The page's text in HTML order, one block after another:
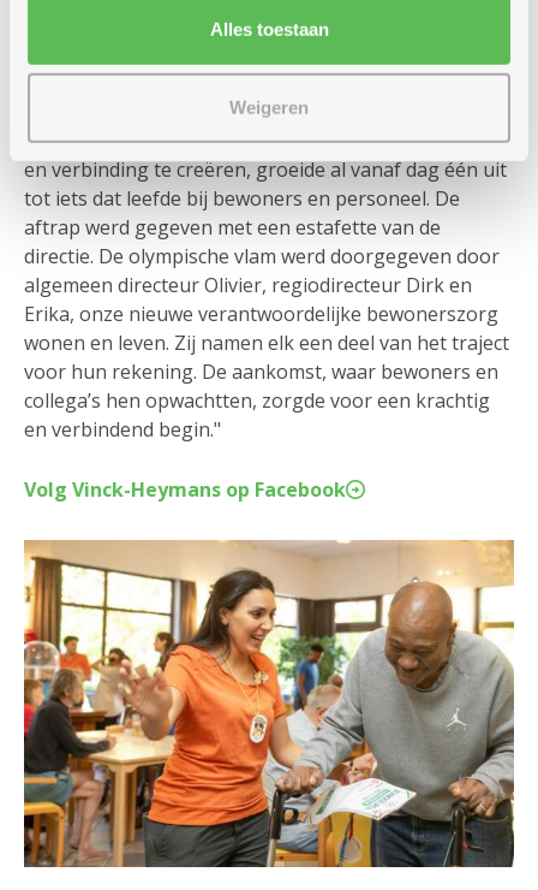
Alles toestaan
Weigeren
De Vinckse Spelen
Heymans in Antwerpen volledig in het teken van de
eerste editie van de Vinckse Spelen. Stafmedewerker
Ans: "Wat begon als een idee om wat extra beweging
en verbinding te creëren, groeide al vanaf dag één uit
tot iets dat leefde bij bewoners en personeel. De
aftrap werd gegeven met een estafette van de
directie. De olympische vlam werd doorgegeven door
algemeen directeur Olivier, regiodirecteur Dirk en
Erika, onze nieuwe verantwoordelijke bewonerszorg
wonen en leven. Zij namen elk een deel van het traject
voor hun rekening. De aankomst, waar bewoners en
collega’s hen opwachtten, zorgde voor een krachtig
en verbindend begin."
Volg Vinck-Heymans op Facebook